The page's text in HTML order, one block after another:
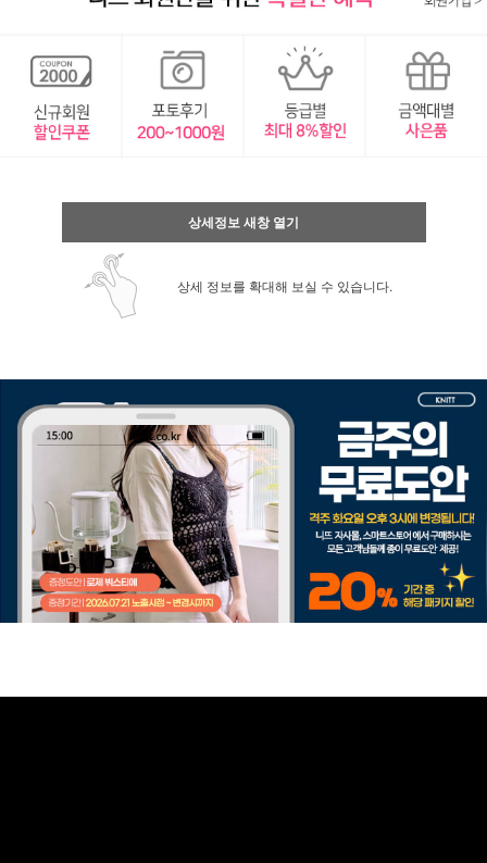
상세정보 새창 열기
상세 정보를 확대해 보실 수 있습니다.